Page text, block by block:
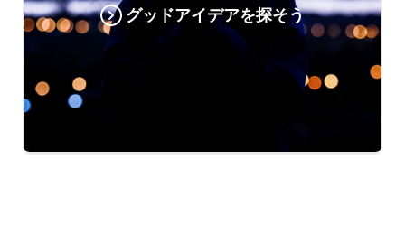
グッドアイデアを探そう